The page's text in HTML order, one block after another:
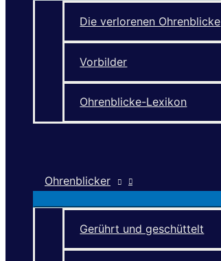
Die verlorenen Ohrenblicke
Vorbilder
Ohrenblicke-Lexikon
Ohrenblicker
Gerührt und geschüttelt